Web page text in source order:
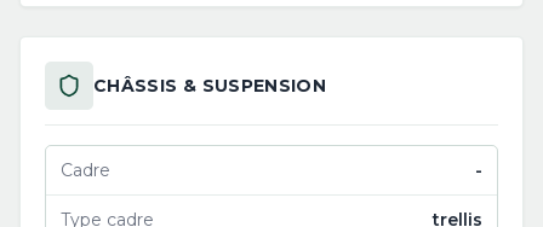
CHÂSSIS & SUSPENSION
Cadre -
Type cadre trellis